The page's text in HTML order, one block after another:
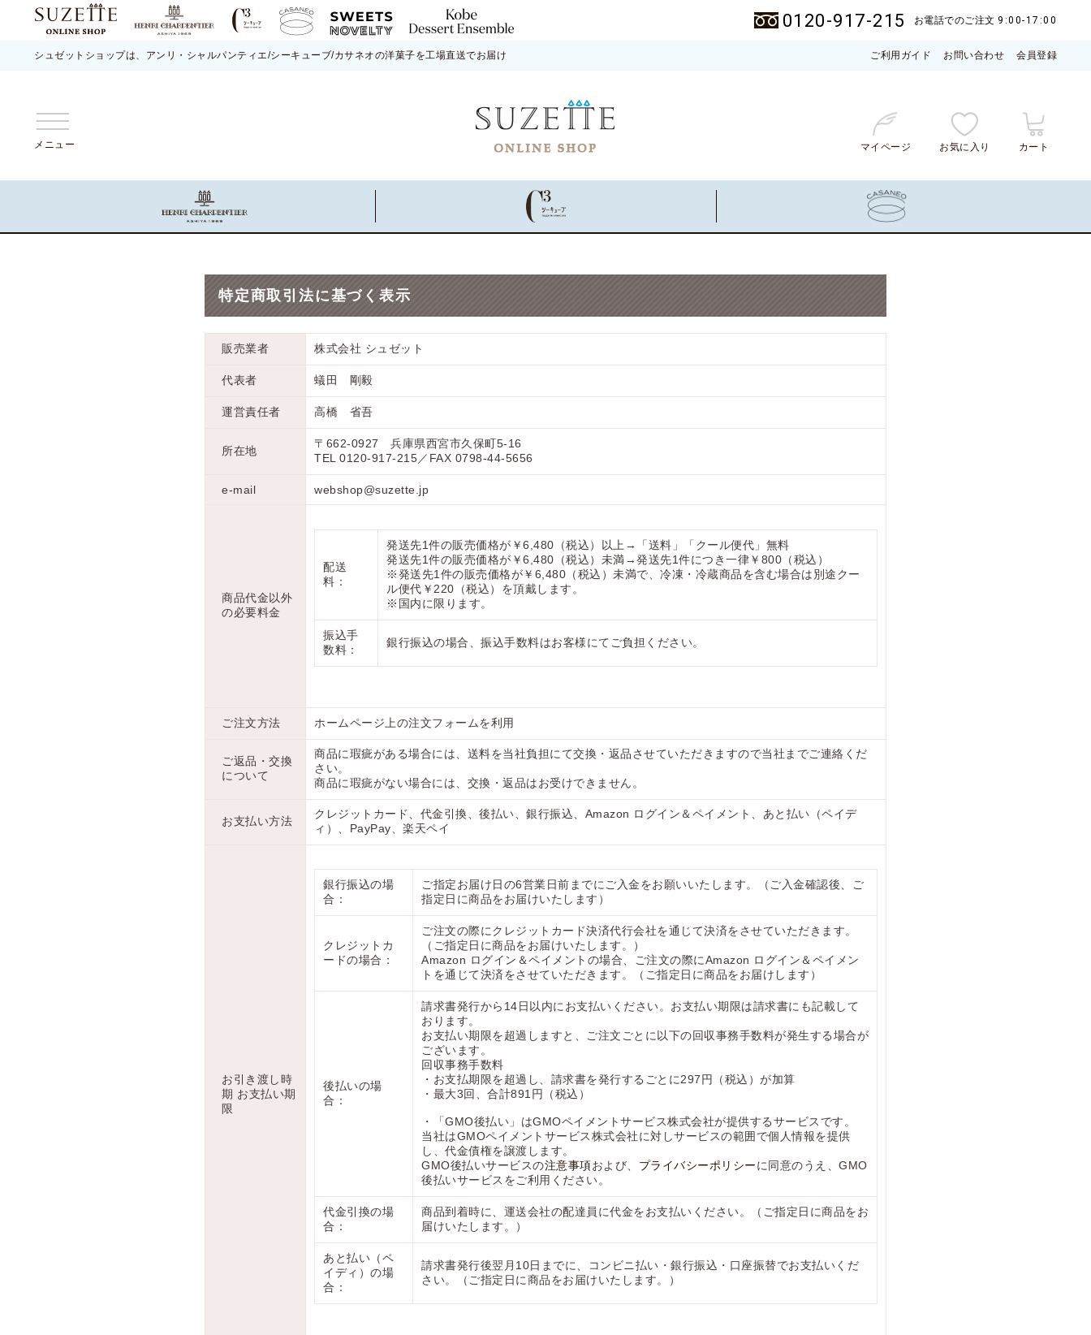
0120-917-215 お電話でのご注文 9:00-17:00
シュゼットショップは、アンリ・シャルパンティエ/シーキューブ/カサネオの洋菓子を工場直送でお届け ご利用ガイド お問い合わせ 会員登録
メニュー マイページ お気に入り カート
特定商取引法に基づく表示
販売業者 株式会社 シュゼット
代表者 蟻田 剛毅
運営責任者 高橋 省吾
所在地
〒662-0927 兵庫県西宮市久保町5-16
TEL 0120-917-215／FAX 0798-44-5656
e-mail webshop@suzette.jp
商品代金以外
の必要料金
配送
料：
発送先1件の販売価格が￥6,480（税込）以上 →「送料」「クール便代」無料
発送先1件の販売価格が￥6,480（税込）未満→発送先1件につき一律￥800（税込）
※発送先1件の販売価格が￥6,480（税込）未満で、冷凍・冷蔵商品を含む場合は別途クー
ル便代￥220（税込）を頂戴します。
※国内に限ります。
振込手
数料：
銀行振込の場合、振込手数料はお客様にてご負担ください。
ご注文方法 ホームページ上の注文フォームを利用
ご返品・交換
について
商品に瑕疵がある場合には、送料を当社負担にて交換・返品させていただきますので当社までご連絡くだ
さい。
商品に瑕疵がない場合には、交換・返品はお受けできません。
お支払い方法
クレジットカード、代金引換、後払い、銀行振込、Amazon ログイン＆ペイメント、あと払い（ペイデ
ィ）、PayPay、楽天ペイ
お引き渡し時
期 お支払い期
限
銀行振込の場
合：
ご指定お届け日の6営業日前までにご入金をお願いいたします。（ご入金確認後、ご
指定日に商品をお届けいたします）
クレジットカ
ードの場合：
ご注文の際にクレジットカード決済代行会社を通じて決済をさせていただきます。
（ご指定日に商品をお届けいたします。）
Amazon ログイン＆ペイメントの場合、ご注文の際にAmazon ログイン＆ペイメン
トを通じて決済をさせていただきます。（ご指定日に商品をお届けします）
後払いの場
合：
請求書発行から14日以内にお支払いください。お支払い期限は請求書にも記載して
おります。
お支払い期限を超過しますと、ご注文ごとに以下の回収事務手数料が発生する場合が
ございます。
回収事務手数料
・お支払期限を超過し、請求書を発行するごとに297円（税込）が加算
・最大3回、合計891円（税込）
・「GMO後払い」はGMOペイメントサービス株式会社が提供するサービスです。
当社はGMOペイメントサービス株式会社に対しサービスの範囲で個人情報を提供
し、代金債権を譲渡します。
GMO後払いサービスの注意事項および、 プライバシーポリシーに同意のうえ、GMO
後払いサービスをご利用ください。
代金引換の場
合：
商品到着時に、運送会社の配達員に代金をお支払いください。（ご指定日に商品をお
届けいたします。）
あと払い（ペ
イディ）の場
合：
請求書発行後翌月10日までに、コンビニ払い・銀行振込・口座振替でお支払いくだ
さい。（ご指定日に商品をお届けいたします。）